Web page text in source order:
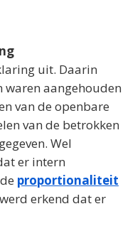
uit. Daarin
waren aangehouden
van de openbare
van de betrokken
Wel
er intern
proportionaliteit
erkend dat er